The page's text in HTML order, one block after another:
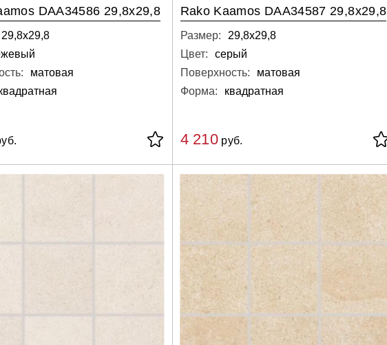
DAA34586 29,8x29,8
29,8х29,8
матовая
Rako Kaamos DAA34587 29,8x29,8
Размер:
29,8х29,8
Цвет:
серый
Поверхность:
матовая
Форма:
квадратная
4 210 руб.